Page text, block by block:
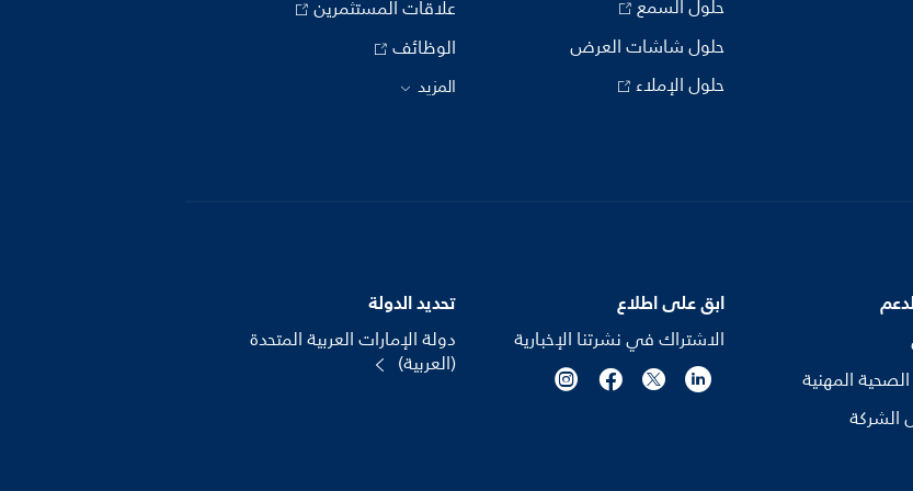
حلول السمع
حلول شاشات العرض
حلول الإملاء
علاقات المستثمرين
الوظائف
المزيد
المهنية
الشركة
ابق على اطلاع
الاشتراك في نشرتنا الإخبارية
تحديد الدولة
دولة الإمارات العربية المتحدة
(العربية)